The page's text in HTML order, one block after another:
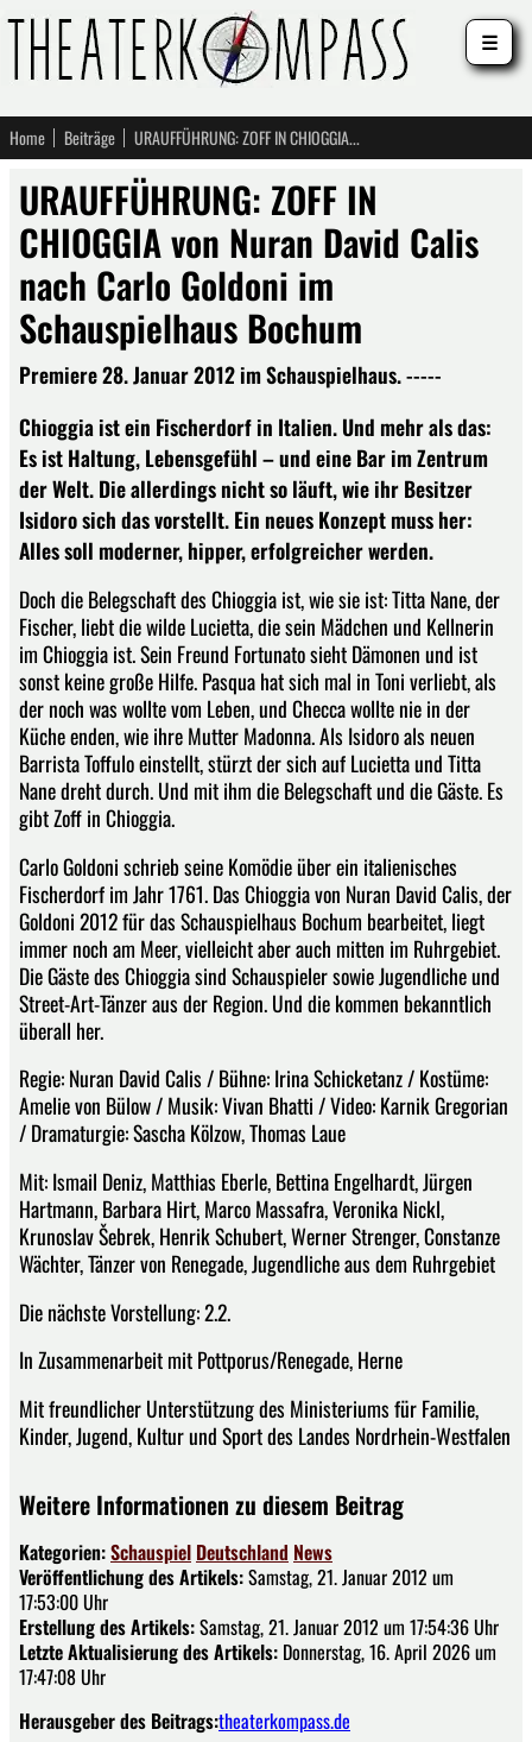
Home Beiträge URAUFFÜHRUNG: ZOFF IN CHIOGGIA von Nuran David Calis nach Carlo Goldoni im Schauspielhaus Bochum
URAUFFÜHRUNG: ZOFF IN
CHIOGGIA von Nuran David Calis
nach Carlo Goldoni im
Schauspielhaus Bochum
Premiere 28. Januar 2012 im Schauspielhaus. -----
Chioggia ist ein Fischerdorf in Italien. Und mehr als das:
Es ist Haltung, Lebensgefühl – und eine Bar im Zentrum
der Welt. Die allerdings nicht so läuft, wie ihr Besitzer
Isidoro sich das vorstellt. Ein neues Konzept muss her:
Alles soll moderner, hipper, erfolgreicher werden.
Doch die Belegschaft des Chioggia ist, wie sie ist: Titta Nane, der
Fischer, liebt die wilde Lucietta, die sein Mädchen und Kellnerin
im Chioggia ist. Sein Freund Fortunato sieht Dämonen und ist
sonst keine große Hilfe. Pasqua hat sich mal in Toni verliebt, als
der noch was wollte vom Leben, und Checca wollte nie in der
Küche enden, wie ihre Mutter Madonna. Als Isidoro als neuen
Barrista Toffulo einstellt, stürzt der sich auf Lucietta und Titta
Nane dreht durch. Und mit ihm die Belegschaft und die Gäste. Es
gibt Zoff in Chioggia.
Carlo Goldoni schrieb seine Komödie über ein italienisches
Fischerdorf im Jahr 1761. Das Chioggia von Nuran David Calis, der
Goldoni 2012 für das Schauspielhaus Bochum bearbeitet, liegt
immer noch am Meer, vielleicht aber auch mitten im Ruhrgebiet.
Die Gäste des Chioggia sind Schauspieler sowie Jugendliche und
Street-Art-Tänzer aus der Region. Und die kommen bekanntlich
überall her.
Regie: Nuran David Calis / Bühne: Irina Schicketanz / Kostüme:
Amelie von Bülow / Musik: Vivan Bhatti / Video: Karnik Gregorian
/ Dramaturgie: Sascha Kölzow, Thomas Laue
Mit: Ismail Deniz, Matthias Eberle, Bettina Engelhardt, Jürgen
Hartmann, Barbara Hirt, Marco Massafra, Veronika Nickl,
Krunoslav Šebrek, Henrik Schubert, Werner Strenger, Constanze
Wächter, Tänzer von Renegade, Jugendliche aus dem Ruhrgebiet
Die nächste Vorstellung: 2.2.
In Zusammenarbeit mit Pottporus/Renegade, Herne
Mit freundlicher Unterstützung des Ministeriums für Familie,
Kinder, Jugend, Kultur und Sport des Landes Nordrhein-Westfalen
Weitere Informationen zu diesem Beitrag
Kategorien:Schauspiel Deutschland News
Veröffentlichung des Artikels:Samstag, 21. Januar 2012 um
17:53:00 Uhr
Erstellung des Artikels:Samstag, 21. Januar 2012 um 17:54:36 Uhr
Letzte Aktualisierung des Artikels: Donnerstag, 16. April 2026 um
17:47:08 Uhr
Herausgeber des Beitrags:theaterkompass.de
☰